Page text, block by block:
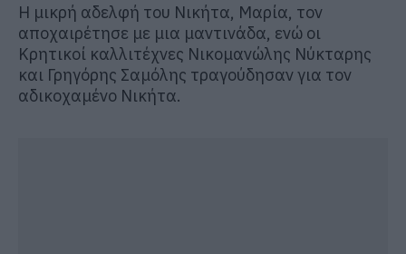
Η μικρή αδελφή του Νικήτα, Μαρία, τον
αποχαιρέτησε με μια μαντινάδα, ενώ οι
Κρητικοί καλλιτέχνες Νικομανώλης Νύκταρης
και Γρηγόρης Σαμόλης τραγούδησαν για τον
αδικοχαμένο Νικήτα.